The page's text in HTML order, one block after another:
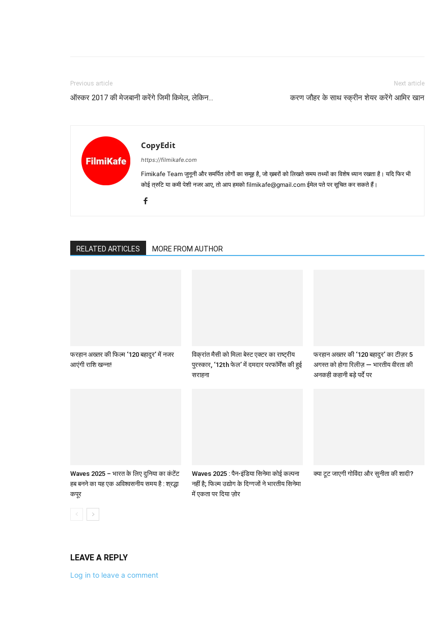
Previous article
ऑस्‍कर 2017 की मेजबानी करेंगे जिमी किमेल, लेकिन…
Next article
करण जौहर के साथ स्‍क्रीन शेयर करेंगे आमिर खान
CopyEdit
https://filmikafe.com
Fimikafe Team जुनूनी और समर्पित लोगों का समूह है, जो ख़बरों को लिखते समय तथ्‍यों का विशेष ध्‍यान रखता है। यदि फिर भी
कोई त्रुटि या कमी पेशी नजर आए, तो आप हमको filmikafe@gmail.com ईमेल पते पर सूचित कर सकते हैं।
RELATED ARTICLES MORE FROM AUTHOR
फरहान अख्तर की फिल्म ‘120 बहादुर’ में नजर
आएंगी राशि खन्ना!
विक्रांत मैसी को मिला बेस्ट एक्टर का राष्ट्रीय
पुरस्कार, ‘12th फेल’ में दमदार परफॉर्मेंस की हुई
सराहना
फरहान अख्तर की ‘120 बहादुर’ का टीज़र 5
अगस्त को होगा रिलीज़ — भारतीय वीरता की
अनकही कहानी बड़े पर्दे पर
Waves 2025 – भारत के लिए दुनिया का कंटेंट
हब बनने का यह एक अविश्वसनीय समय है : श्रद्धा
कपूर
Waves 2025 : पैन-इंडिया सिनेमा कोई कल्पना
नहीं है; फिल्म उद्योग के दिग्गजों ने भारतीय सिनेमा
में एकता पर दिया ज़ोर
क्या टूट जाएगी गोविंदा और सुनीता की शादी?
LEAVE A REPLY
Log in to leave a comment